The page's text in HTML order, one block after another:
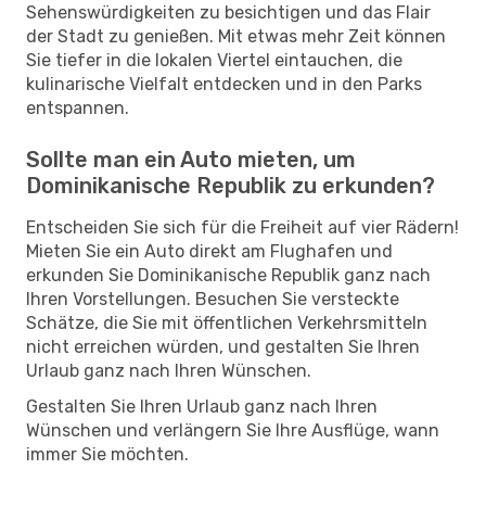
Sehenswürdigkeiten zu besichtigen und das Flair
der Stadt zu genießen. Mit etwas mehr Zeit können
Sie tiefer in die lokalen Viertel eintauchen, die
kulinarische Vielfalt entdecken und in den Parks
entspannen.
Sollte man ein Auto mieten, um
Dominikanische Republik zu erkunden?
Entscheiden Sie sich für die Freiheit auf vier Rädern!
Mieten Sie ein Auto direkt am Flughafen und
erkunden Sie Dominikanische Republik ganz nach
Ihren Vorstellungen. Besuchen Sie versteckte
Schätze, die Sie mit öffentlichen Verkehrsmitteln
nicht erreichen würden, und gestalten Sie Ihren
Urlaub ganz nach Ihren Wünschen.
Gestalten Sie Ihren Urlaub ganz nach Ihren
Wünschen und verlängern Sie Ihre Ausflüge, wann
immer Sie möchten.